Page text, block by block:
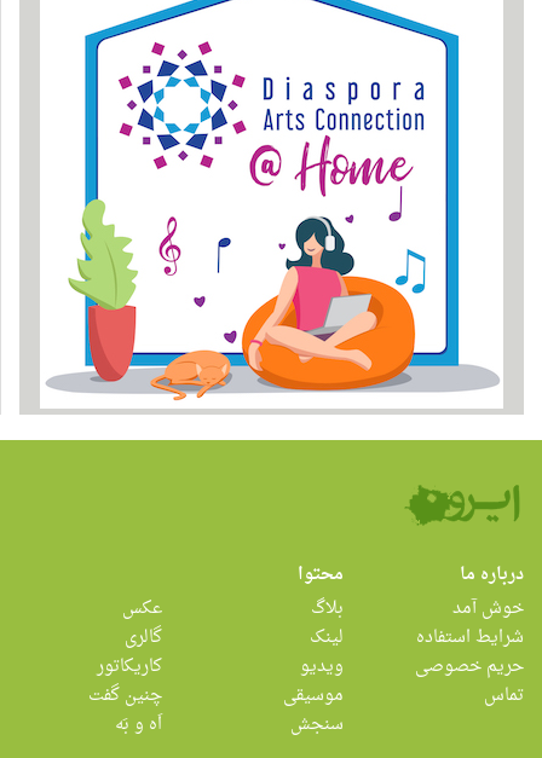
درباره ما
خوش آمد
شرایط استفاده
حریم خصوصی
تماس
محتوا
بلاگ
لینک
ویدیو
موسیقی
سنجش
عکس
گالری
کاریکاتور
چنین گفت
اَه و بَه